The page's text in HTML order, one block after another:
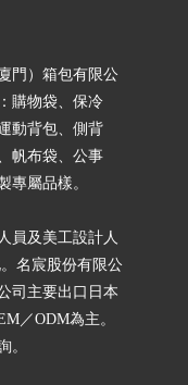
門）箱包有限公
購物袋、保冷
動背包、側背
帆布袋、公事
專屬品樣。
員及美工設計人
名宸股份有限公
司主要出口日本
／ODM為主。
。